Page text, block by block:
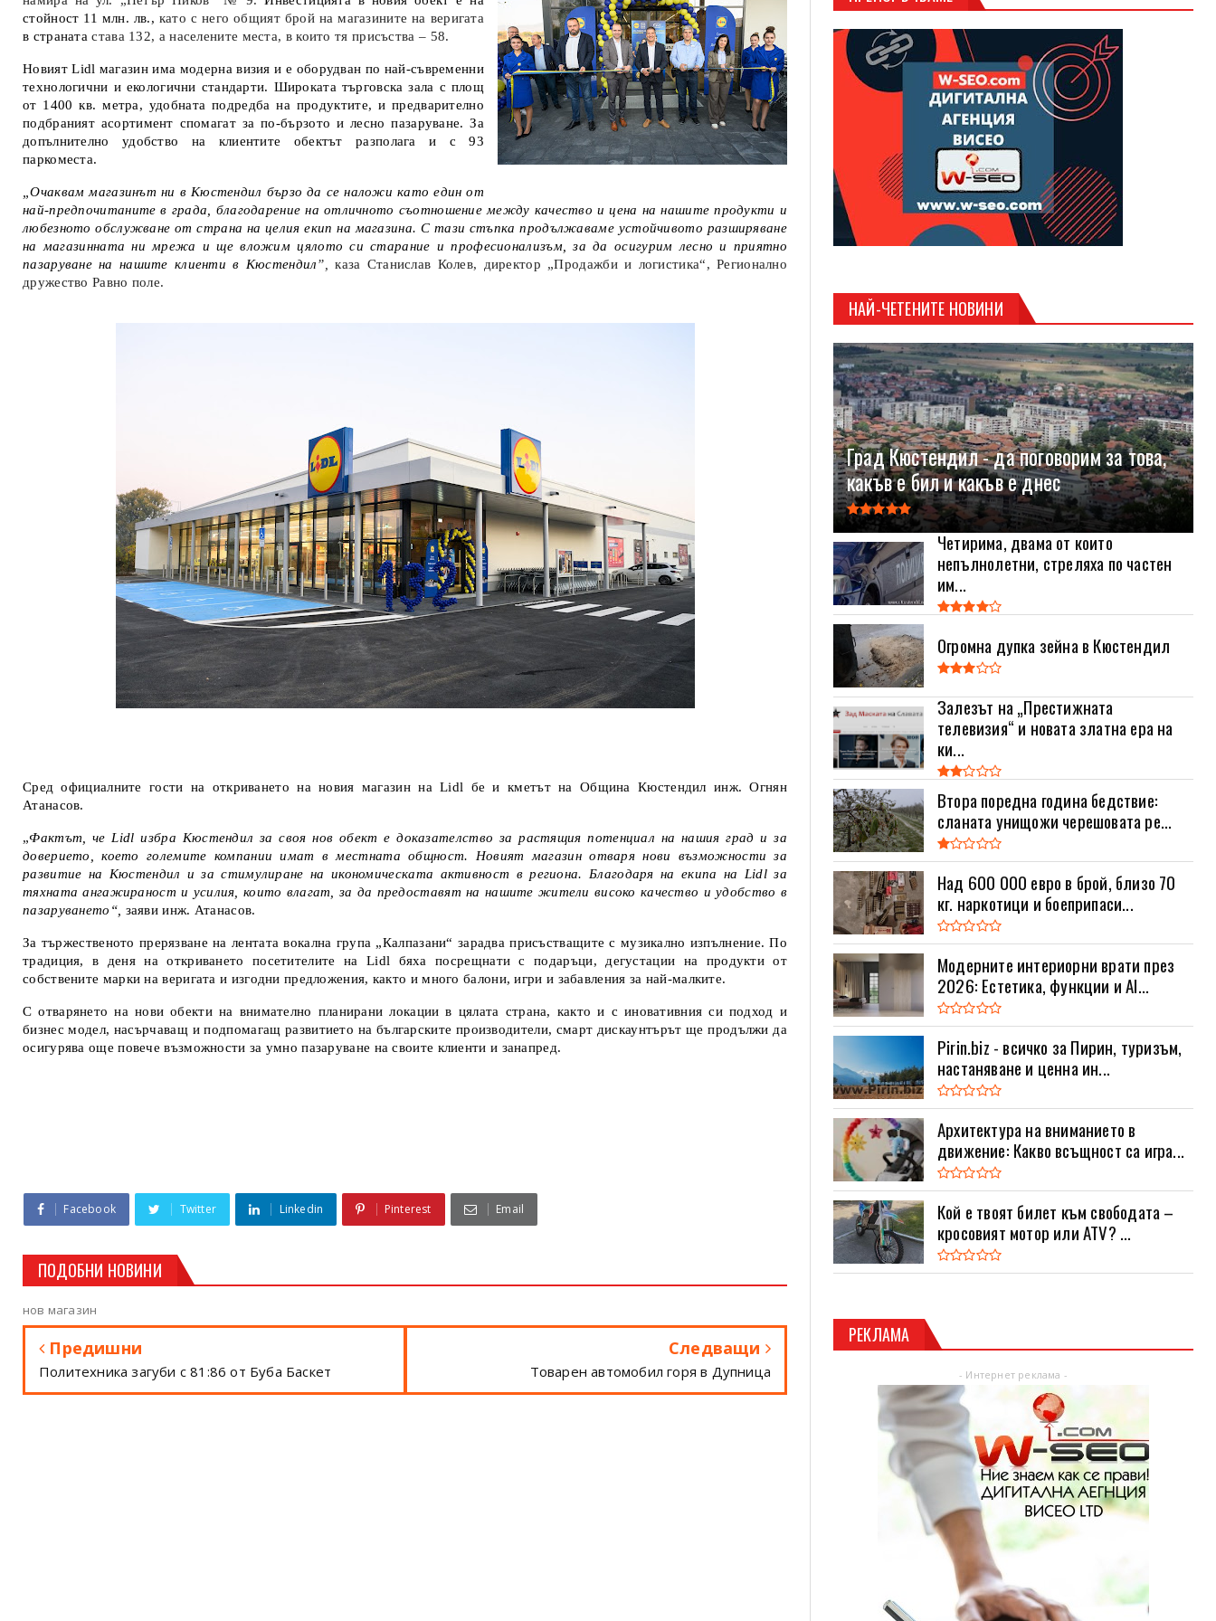
стойност 11 млн. лв., като с него общият брой на магазините на веригата
в странатастава 132, а населените места, в които тя присъства – 58.
Новият Lidl магазин има модерна визия и е оборудван по най-съвременни
технологични и екологични стандарти. Широката търговска зала с площ
от 1400 кв. метра, удобната подредба на продуктите, и предварително
подбраният асортимент спомагат за по-бързото и лесно пазаруване. За
допълнително удобство на клиентите обектът разполага и с 93
паркоместа.
„Очаквам магазинът ни в Кюстендил бързо да се наложи като един от
най-предпочитаните в града, благодарение на отличното съотношение между качество и цена на нашите продукти и
любезното обслужване от страна на целия екип на магазина. С тази стъпка продължаваме устойчивото разширяване
на магазинната ни мрежа и ще вложим цялото си старание и професионализъм, за да осигурим лесно и приятно
пазаруване на нашите клиенти в Кюстендил”,каза Станислав Колев, директор „Продажби и логистика“, Регионално
дружество Равно поле.
Сред официалните гости на откриването на новия магазин на Lidl бе и кметът на Община Кюстендил инж. Огнян
Атанасов.
„Фактът, че Lidl избра Кюстендил за своя нов обект е доказателство за растящия потенциал на нашия град и за
доверието, което големите компании имат в местната общност. Новият магазин отваря нови възможности за
развитие на Кюстендил и за стимулиране на икономическата активност в региона. Благодаря на екипа на Lidl за
тяхната ангажираност и усилия, които влагат, за да предоставят на нашите жители високо качество и удобство в
пазаруването“, заяви инж. Атанасов.
За тържественото прерязване на лентата вокална група „Калпазани“ зарадва присъстващите с музикално изпълнение. По
традиция, в деня на откриването посетителите на Lidl бяха посрещнати с подаръци, дегустации на продукти от
собствените марки на веригата и изгодни предложения, както и много балони, игри и забавления за най-малките.
С отварянето на нови обекти на внимателно планирани локации в цялата страна, както и с иновативния си подход и
бизнес модел, насърчаващ и подпомагащ развитието на българските производители, смарт дискаунтърът ще продължи да
осигурява още повече възможности за умно пазаруване на своите клиенти и занапред.
Facebook Twitter Linkedin Pinterest Email
ПОДОБНИ НОВИНИ
нов магазин
Предишни
Политехника загуби с 81:86 от Буба Баскет
Следващи
Товарен автомобил горя в Дупница
НАЙ-ЧЕТЕНИТЕ НОВИНИ
Град Кюстендил - да поговорим за това,
какъв е бил и какъв е днес
Четирима, двама от които
непълнолетни, стреляха по частен
им...
Огромна дупка зейна в Кюстендил
Залезът на „Престижната
телевизия“ и новата златна ера на
ки...
Втора поредна година бедствие:
сланата унищожи черешовата ре...
Над 600 000 евро в брой, близо 70
кг. наркотици и боеприпаси...
Модерните интериорни врати през
2026: Естетика, функции и AI...
Pirin.biz - всичко за Пирин, туризъм,
настаняване и ценна ин...
Архитектура на вниманието в
движение: Какво всъщност са игра...
Кой е твоят билет към свободата –
кросовият мотор или ATV? ...
РЕКЛАМА
- Интернет реклама -